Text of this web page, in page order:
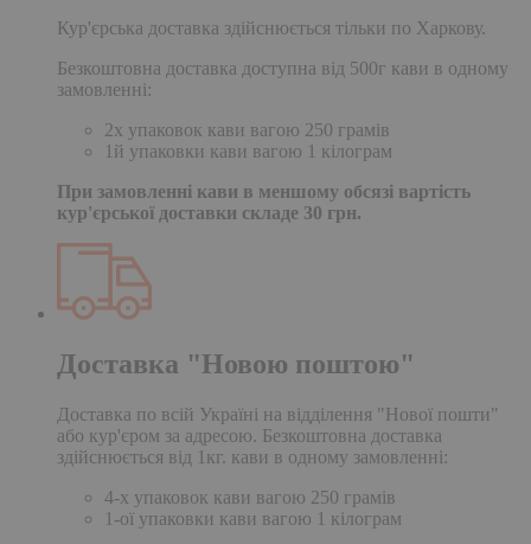
Кур'єрська доставка здійснюється тільки по Харкову.
Безкоштовна доставка доступна від 500г кави в одному
замовленні:
2х упаковок кави вагою 250 грамів
1й упаковки кави вагою 1 кілограм
При замовленні кави в меншому обсязі вартість
кур'єрської доставки складе 30 грн.
Доставка "Новою поштою"
Доставка по всій Україні на відділення "Нової пошти"
або кур'єром за адресою. Безкоштовна доставка
здійснюється від 1кг. кави в одному замовленні:
4-х упаковок кави вагою 250 грамів
1-ої упаковки кави вагою 1 кілограм